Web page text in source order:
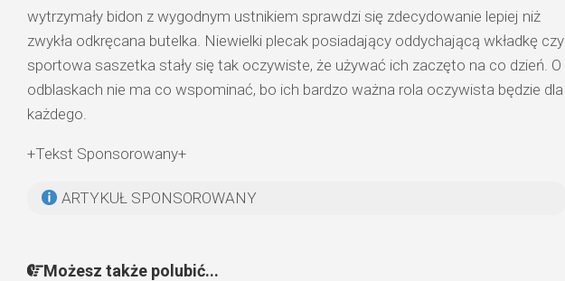
wytrzymały bidon z wygodnym ustnikiem sprawdzi się zdecydowanie lepiej niż
zwykła odkręcana butelka. Niewielki plecak posiadający oddychającą wkładkę czy
sportowa saszetka stały się tak oczywiste, że używać ich zaczęto na co dzień. O
odblaskach nie ma co wspominać, bo ich bardzo ważna rola oczywista będzie dla
każdego.
+Tekst Sponsorowany+
ARTYKUŁ SPONSOROWANY
Możesz także polubić...